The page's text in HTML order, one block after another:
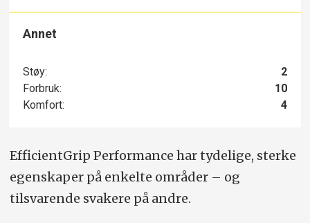
Annet
Støy:
2
Forbruk:
10
Komfort:
4
EfficientGrip Performance har tydelige, sterke
egenskaper på enkelte områder – og
tilsvarende svakere på andre.